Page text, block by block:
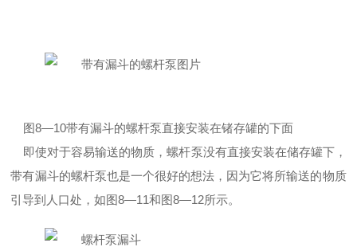
图8—10带有漏斗的螺杆泵直接安装在锗存罐的下面
即使对于容易输送的物质，螺杆泵没有直接安装在储存罐下，
带有漏斗的螺杆泵也是一个很好的想法，因为它将所输送的物质
引导到人口处，如图8—11和图8—12所示。